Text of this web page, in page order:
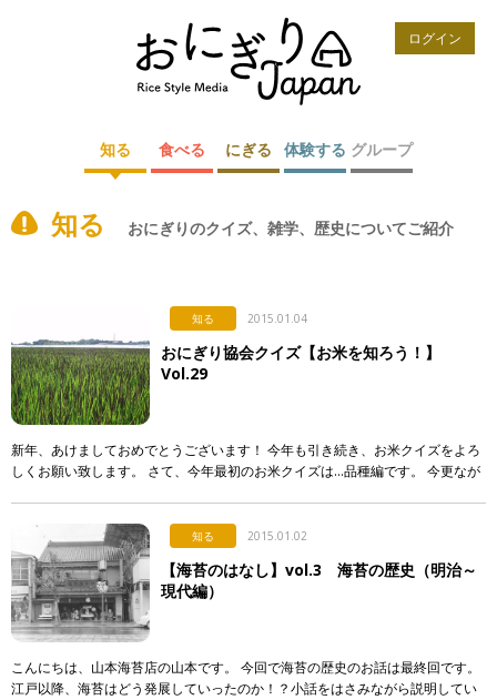
ログイン
知る 食べる にぎる 体験する グループ
知る おにぎりのクイズ、雑学、歴史についてご紹介
知る 2015.01.04
おにぎり協会クイズ【お米を知ろう！】
Vol.29
新年、あけましておめでとうございます！ 今年も引き続き、お米クイズをよろ
しくお願い致します。 さて、今年最初のお米クイズは…品種編です。 今更なが
知る 2015.01.02
【海苔のはなし】vol.3 海苔の歴史（明治～
現代編）
こんにちは、山本海苔店の山本です。 今回で海苔の歴史のお話は最終回です。
江戸以降、海苔はどう発展していったのか！？小話をはさみながら説明してい